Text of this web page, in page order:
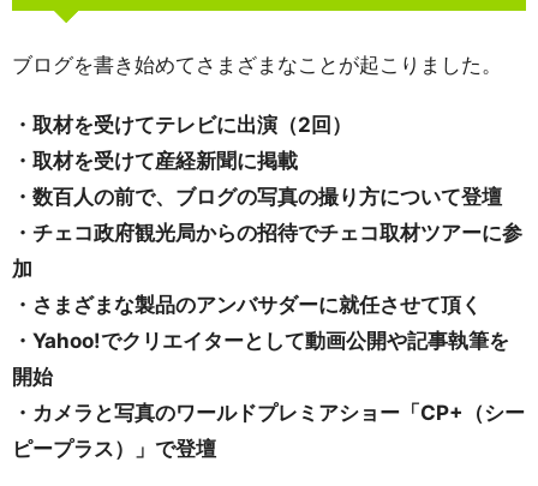
ブログを書き始めてさまざまなことが起こりました。
・取材を受けてテレビに出演（2回）
・取材を受けて産経新聞に掲載
・数百人の前で、ブログの写真の撮り方について登壇
・チェコ政府観光局からの招待でチェコ取材ツアーに参
加
・さまざまな製品のアンバサダーに就任させて頂く
・Yahoo!でクリエイターとして動画公開や記事執筆を
開始
・カメラと写真のワールドプレミアショー「CP+（シー
ピープラス）」で登壇